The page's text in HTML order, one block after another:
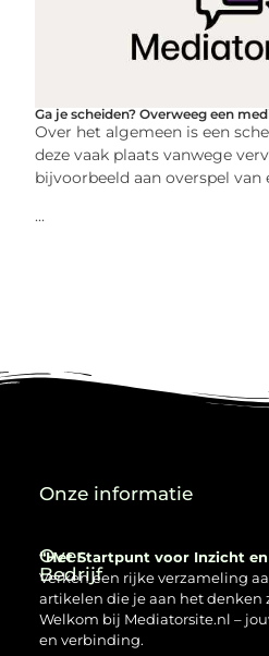
Ga je scheiden? Overweeg een
Over het algemeen is een
deze vaak plaats vanwege
bijvoorbeeld aan overspel van
...
Over
Bedrijf
“Het Startpunt voor Inzicht
Verken een rijke verzameling
artikelen die je aan het denken
Welkom bij Mediatorsite.nl –
en verbinding.
Onze informatie